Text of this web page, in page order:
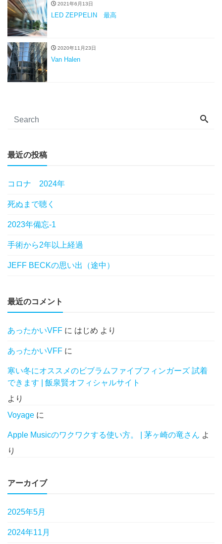
2021年6月13日
LED ZEPPELIN 最高
2020年11月23日
Van Halen
最近の投稿
コロナ 2024年
死ぬまで聴く
2023年備忘-1
手術から2年以上経過
JEFF BECKの思い出（途中）
最近のコメント
あったかいVFF に はじめ より
あったかいVFF に
寒い冬にオススメのビブラムファイブフィンガーズ 試着
できます | 飯泉賢オフィシャルサイト
より
Voyage に
Apple Musicのワクワクする使い方。 | 茅ヶ崎の竜さん よ
り
アーカイブ
2025年5月
2024年11月